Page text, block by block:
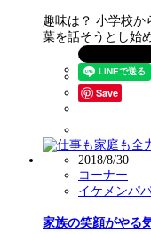
趣味は？ 小学校か
葉を話そうとし始
Save
2018/8/30
コーナー
イケメンパ
家族の笑顔がやる